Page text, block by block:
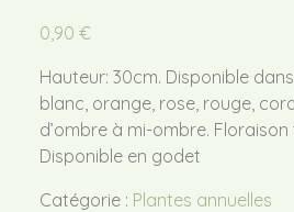
0,90 €
Hauteur: 30cm. Disponible
blanc, orange, rose, rouge,
d’ombre à mi-ombre. Floraison
Disponible en godet
Catégorie : Plantes annuelles